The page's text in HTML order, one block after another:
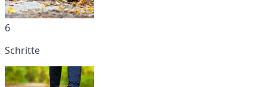
6
Schritte